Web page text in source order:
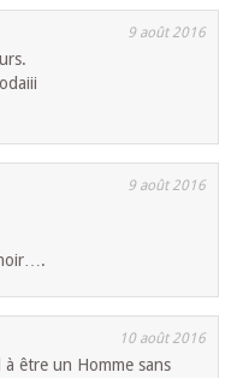
9 août 2016
9 août 2016
10 août 2016
être un Homme sans